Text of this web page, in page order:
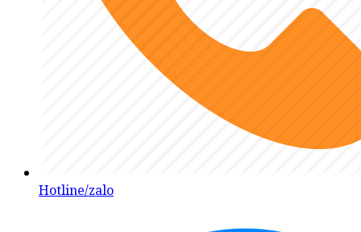
Hotline/zalo